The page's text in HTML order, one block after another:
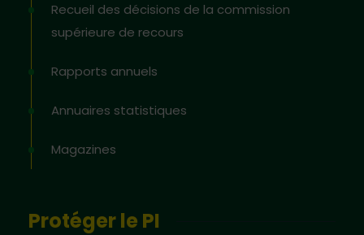
Recueil des décisions de la commission
supérieure de recours
Rapports annuels
Annuaires statistiques
Magazines
Protéger le PI